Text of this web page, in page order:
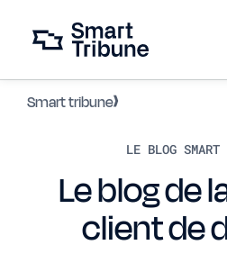
Smart tribune
LE BLOG SMART
Le blog de
client de